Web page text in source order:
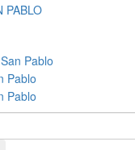
PABLO